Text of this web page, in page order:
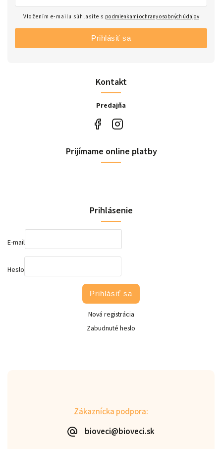
Zákaznícka podpora:
bioveci@bioveci.sk
Kontakt
Predajňa
Vložením e-mailu súhlasíte s podmienkami ochrany osobných údajov
Prihlásiť sa
Prijímame online platby
Prihlásenie
E-mail
Heslo
Prihlásiť sa
Nová registrácia
Zabudnuté heslo